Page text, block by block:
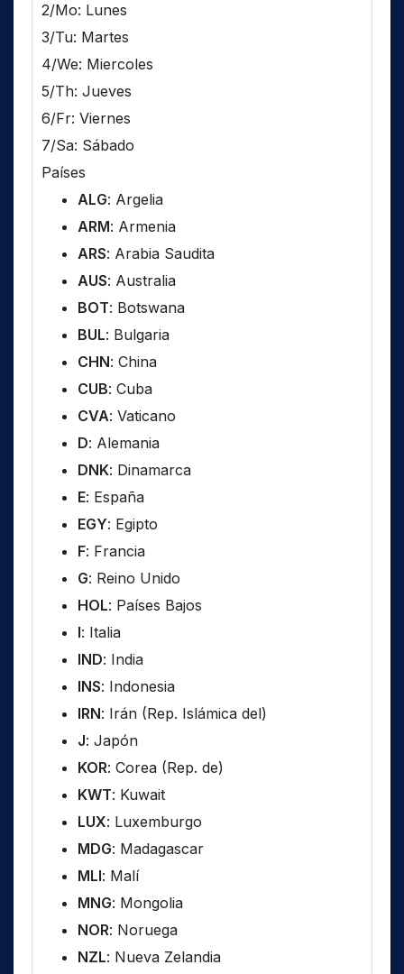
2/Mo: Lunes
3/Tu: Martes
4/We: Miercoles
5/Th: Jueves
6/Fr: Viernes
7/Sa: Sábado
Países
ALG: Argelia
ARM: Armenia
ARS: Arabia Saudita
AUS: Australia
BOT: Botswana
BUL: Bulgaria
CHN: China
CUB: Cuba
CVA: Vaticano
D: Alemania
DNK: Dinamarca
E: España
EGY: Egipto
F: Francia
G: Reino Unido
HOL: Países Bajos
I: Italia
IND: India
INS: Indonesia
IRN: Irán (Rep. Islámica del)
J: Japón
KOR: Corea (Rep. de)
KWT: Kuwait
LUX: Luxemburgo
MDG: Madagascar
MLI: Malí
MNG: Mongolia
NOR: Noruega
NZL: Nueva Zelandia